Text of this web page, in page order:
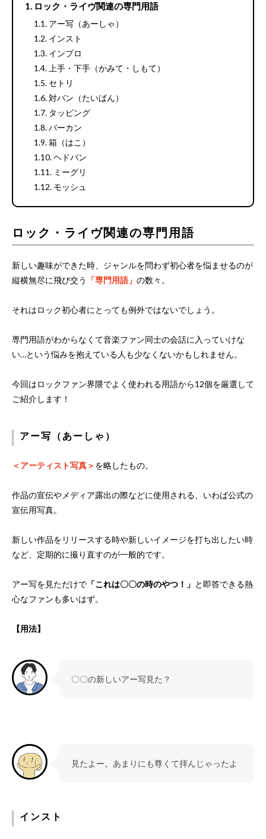
ロック・ライヴ関連の専門用語
アー写（あーしゃ）
インスト
インプロ
上手・下手（かみて・しもて）
セトリ
対バン（たいばん）
タッピング
バーカン
箱（はこ）
ヘドバン
ミーグリ
モッシュ
ロック・ライヴ関連の専門用語
新しい趣味ができた時、ジャンルを問わず初心者を悩ませるのが
縦横無尽に飛び交う
「専門用語」 の数々。
それはロック初心者にとっても例外ではないでしょう。
専門用語がわからなくて音楽ファン同士の会話に入っていけな
い…という悩みを抱えている人も少なくないかもしれません。
今回はロックファン界隈でよく使われる用語から12個を厳選して
ご紹介します！
アー写（あーしゃ）
＜アーティスト写真＞ を略したもの。
作品の宣伝やメディア露出の際などに使用される、いわば公式の
宣伝用写真。
新しい作品をリリースする時や新しいイメージを打ち出したい時
など、定期的に撮り直すのが一般的です。
アー写を見ただけで 「これは〇〇の時のやつ！」 と即答できる熱
心なファンも多いはず。
【用法】
〇〇の新しいアー写見た？
見たよー。あまりにも尊くて拝んじゃったよ
インスト